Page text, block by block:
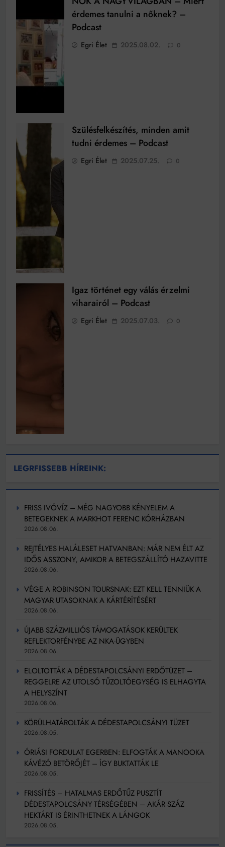
érdemes tanulni a nőknek? –
Podcast
Egri Élet 2025.08.02. 0
Szülésfelkészítés, minden amit
tudni érdemes – Podcast
Egri Élet 2025.07.25. 0
Igaz történet egy válás érzelmi
viharairól – Podcast
Egri Élet 2025.07.03. 0
LEGRFISSEBB HÍREINK:
FRISS IVÓVÍZ – MÉG NAGYOBB KÉNYELEM A
BETEGEKNEK A MARKHOT FERENC KÓRHÁZBAN
2026.08.06.
REJTÉLYES HALÁLESET HATVANBAN: MÁR NEM ÉLT AZ
IDŐS ASSZONY, AMIKOR A BETEGSZÁLLÍTÓ HAZAVITTE
2026.08.06.
VÉGE A ROBINSON TOURSNAK: EZT KELL TENNIÜK A
MAGYAR UTASOKNAK A KÁRTÉRÍTÉSÉRT
2026.08.06.
ÚJABB SZÁZMILLIÓS TÁMOGATÁSOK KERÜLTEK
REFLEKTORFÉNYBE AZ NKA-ÜGYBEN
2026.08.06.
ELOLTOTTÁK A DÉDESTAPOLCSÁNYI ERDŐTÜZET –
REGGELRE AZ UTOLSÓ TŰZOLTÓEGYSÉG IS ELHAGYTA
A HELYSZÍNT
2026.08.06.
KÖRÜLHATÁROLTÁK A DÉDESTAPOLCSÁNYI TÜZET
2026.08.05.
ÓRIÁSI FORDULAT EGERBEN: ELFOGTÁK A MANOOKA
KÁVÉZÓ BETÖRŐJÉT – ÍGY BUKTATTÁK LE
2026.08.05.
FRISSÍTÉS – HATALMAS ERDŐTŰZ PUSZTÍT
DÉDESTAPOLCSÁNY TÉRSÉGÉBEN – AKÁR SZÁZ
HEKTÁRT IS ÉRINTHETNEK A LÁNGOK
2026.08.05.